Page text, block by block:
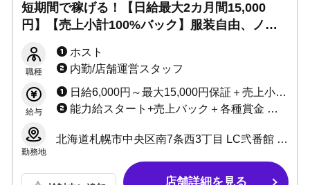
短期間で稼げる！【日給最大2カ月間15,000
円】【売上小計100%バック】服装自由、ノン
方は交通費や上京費用サポート致します！
職種
ホスト
内勤/店舗運営スタッフ
給与
日給6,000円～最大15,000円保証＋売上小計最大100%バック＋各種手当、賞金多数
能力給スタート+売上バック＋各種賞金 ※試用期間あり（3カ月）
勤務地
北海道札幌市中央区南7条西3丁目 LC弐番館 5F
店舗詳細を見る